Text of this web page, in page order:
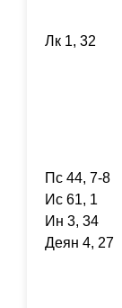
Лк 1, 32
Пс 44, 7-8
Ис 61, 1
Ин 3, 34
Деян 4, 27